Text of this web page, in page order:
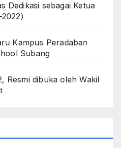
Dedikasi sebagai Ketua
Kampus Peradaban
Subang
Resmi dibuka oleh Wakil